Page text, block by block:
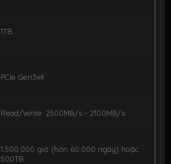
1TB
PCIe Gen3x4
Read/Write: 2500MB/s - 2100MB/s
1.500.000 giờ (hơn 60.000 ngày) hoặc
500TB